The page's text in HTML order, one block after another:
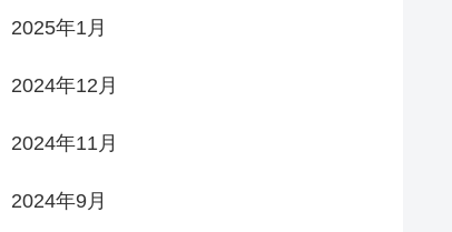
2025年1月
2024年12月
2024年11月
2024年9月